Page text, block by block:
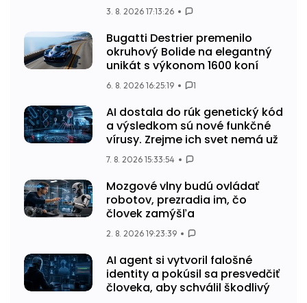
3. 8. 2026 17:13:26
Bugatti Destrier premenilo
okruhový Bolide na elegantný
unikát s výkonom 1600 koní
6. 8. 2026 16:25:19 1
AI dostala do rúk genetický kód
a výsledkom sú nové funkčné
vírusy. Zrejme ich svet nemá už
7. 8. 2026 15:33:54
Mozgové vlny budú ovládať
robotov, prezradia im, čo
človek zamýšľa
2. 8. 2026 19:23:39
AI agent si vytvoril falošné
identity a pokúsil sa presvedčiť
človeka, aby schválil škodlivý